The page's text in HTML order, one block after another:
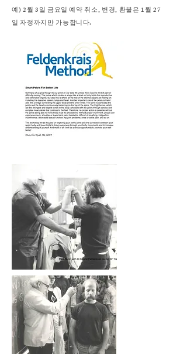
예) 2월 3일 금요일 예약 취소, 변경, 환불은 1월 27
일 자정까지만 가능합니다.